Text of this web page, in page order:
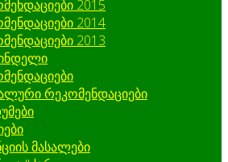
2015
2014
2013
რეკომენდაციები
მასალები